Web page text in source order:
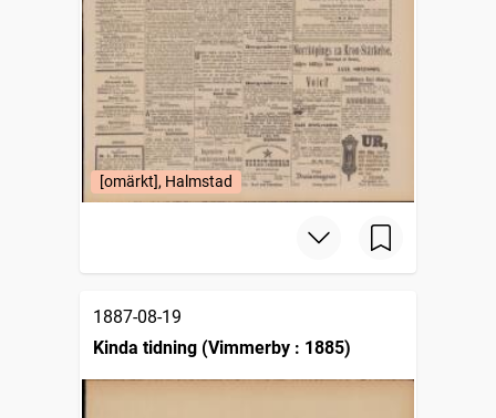
[omärkt], Halmstad
1887-08-19
Kinda tidning (Vimmerby : 1885)